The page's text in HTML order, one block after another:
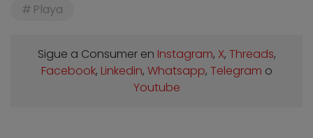
Playa
Sigue a Consumer en Instagram, X, Threads,
Facebook, Linkedin, Whatsapp, Telegram o
Youtube